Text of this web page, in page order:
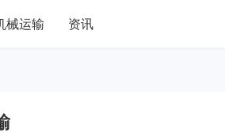
械运输 资讯